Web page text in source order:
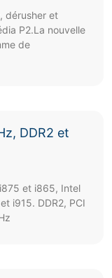
dérusher et
P2.La nouvelle
de
DDR2 et
et i865, Intel
i915. DDR2, PCI